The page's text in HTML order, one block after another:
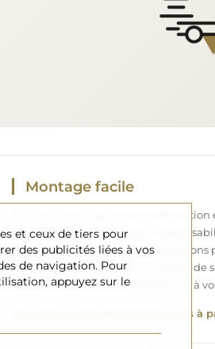
Montage facile
Nous nous chargeons de la
que l’installation est à votre
de chaque espace, nous ne proposons
standards. Cela vous offre la liberté de
crochets qui conviennent le mieux à
Lire notre guide d’installation pas à
et ceux de tiers pour
des publicités liées à vos
de navigation. Pour
appuyez sur le